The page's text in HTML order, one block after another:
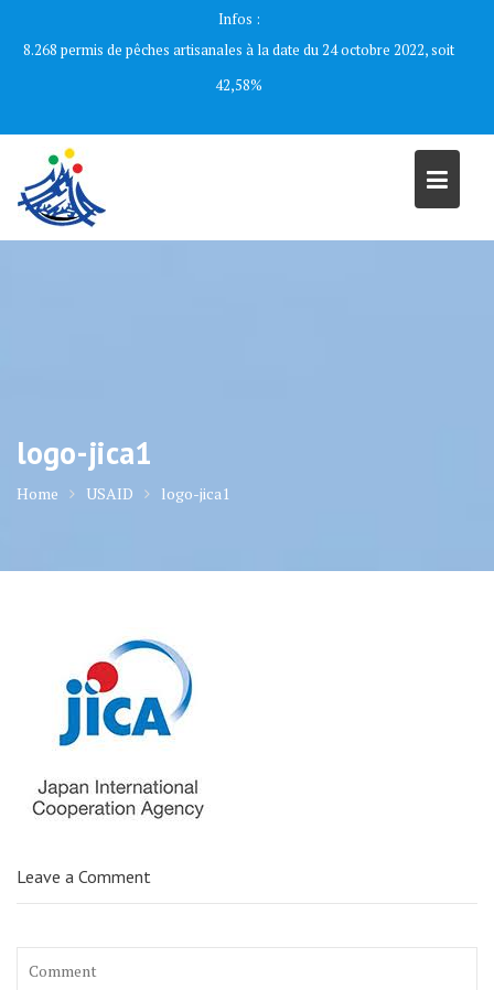
Infos :
8.268 permis de pêches artisanales à la date du 24 octobre 2022, soit
42,58%
logo-jica1
Home USAID logo-jica1
Leave a Comment